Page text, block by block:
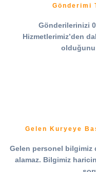
Gönderimi
Gönderilerinizi
Hizmetlerimiz’den
Gelen Kuryeye
Gelen personel
alamaz. Bilgimiz